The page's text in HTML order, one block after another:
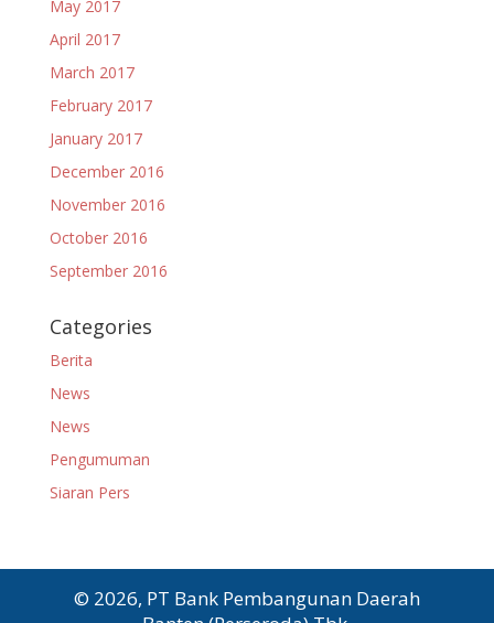
May 2017
April 2017
March 2017
February 2017
January 2017
December 2016
November 2016
October 2016
September 2016
Categories
Berita
News
News
Pengumuman
Siaran Pers
© 2026, PT Bank Pembangunan Daerah